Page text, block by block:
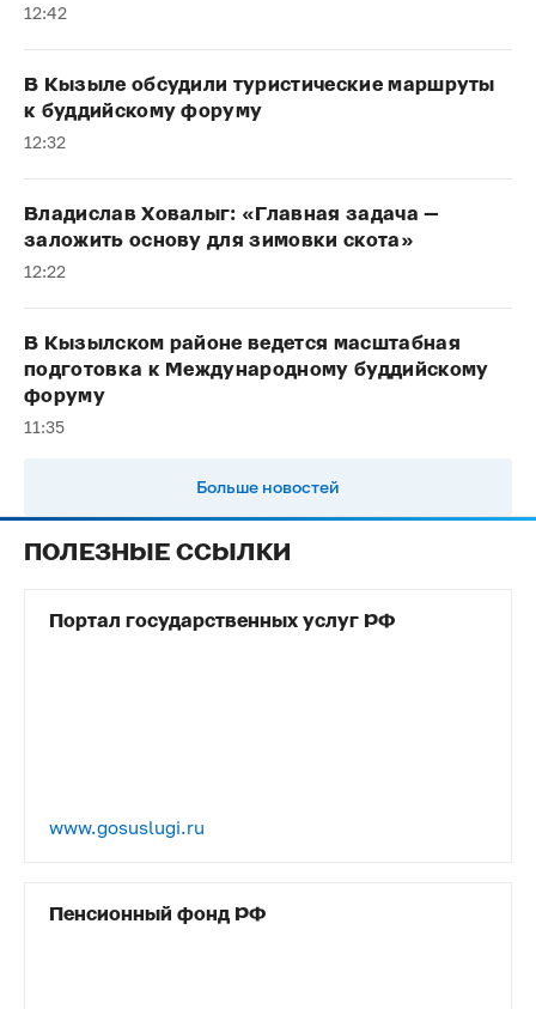
12:42
В Кызыле обсудили туристические маршруты
к буддийскому форуму
12:32
Владислав Ховалыг: «Главная задача —
заложить основу для зимовки скота»
12:22
В Кызылском районе ведется масштабная
подготовка к Международному буддийскому
форуму
11:35
Больше новостей
ПОЛЕЗНЫЕ ССЫЛКИ
Портал государственных услуг РФ
www.gosuslugi.ru
Пенсионный фонд РФ